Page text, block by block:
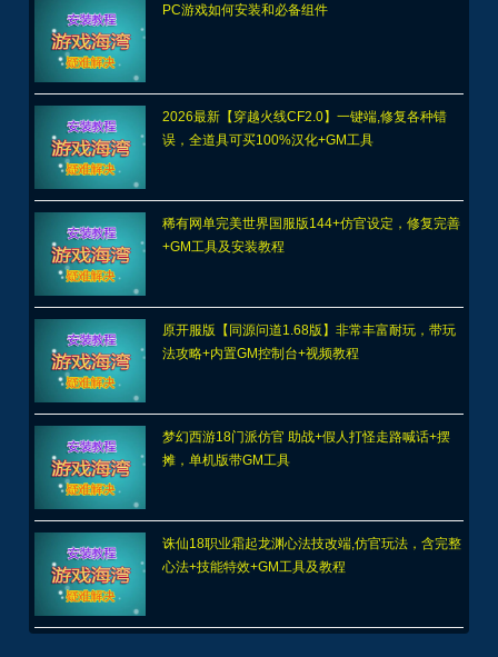
PC游戏如何安装和必备组件
2026最新【穿越火线CF2.0】一键端,修复各种错
误，全道具可买100%汉化+GM工具
稀有网单完美世界国服版144+仿官设定，修复完善
+GM工具及安装教程
原开服版【同源问道1.68版】非常丰富耐玩，带玩
法攻略+内置GM控制台+视频教程
梦幻西游18门派仿官 助战+假人打怪走路喊话+摆
摊，单机版带GM工具
诛仙18职业霜起龙渊心法技改端,仿官玩法，含完整
心法+技能特效+GM工具及教程